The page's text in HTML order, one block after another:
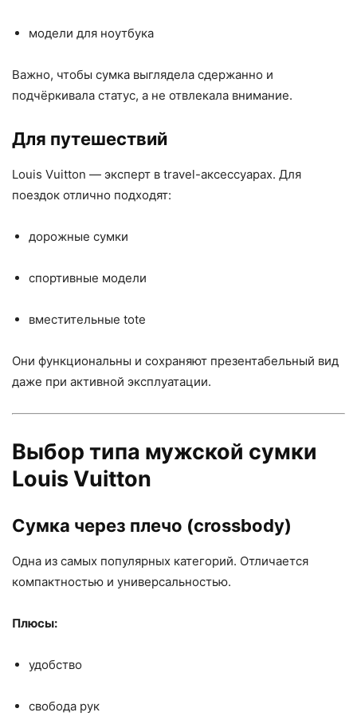
модели для ноутбука
Важно, чтобы сумка выглядела сдержанно и
подчёркивала статус, а не отвлекала внимание.
Для путешествий
Louis Vuitton — эксперт в travel-аксессуарах. Для
поездок отлично подходят:
дорожные сумки
спортивные модели
вместительные tote
Они функциональны и сохраняют презентабельный вид
даже при активной эксплуатации.
Выбор типа мужской сумки
Louis Vuitton
Сумка через плечо (crossbody)
Одна из самых популярных категорий. Отличается
компактностью и универсальностью.
Плюсы:
удобство
свобода рук